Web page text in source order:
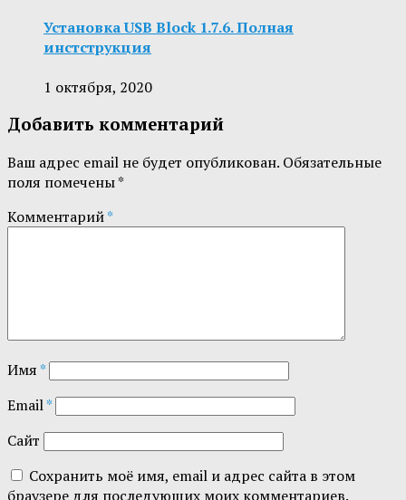
Установка USB Block 1.7.6. Полная
инстструкция
1 октября, 2020
Добавить комментарий
Ваш адрес email не будет опубликован. Обязательные
поля помечены*
Комментарий*
Имя*
Email*
Сайт
Сохранить моё имя, email и адрес сайта в этом
браузере для последующих моих комментариев.